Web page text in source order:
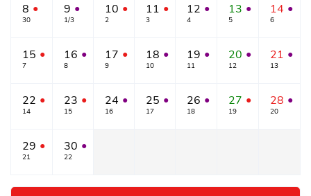
8 ●
30
9 ●
1/3
10 ●
2
11 ●
3
12 ●
4
13 ●
5
14 ●
6
15 ●
7
16 ●
8
17 ●
9
18 ●
10
19 ●
11
20 ●
12
21 ●
13
22 ●
14
23 ●
15
24 ●
16
25 ●
17
26 ●
18
27 ●
19
28 ●
20
29 ●
21
30 ●
22